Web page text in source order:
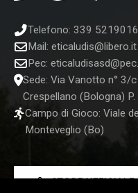
Telefono: 339 5219016
Mail: eticaludis@libero.it
Pec:
Sede: Via Vanotto n° 3/
Crespellano (Bologna)
Campo di Gioco: Viale
Monteveglio (Bo)
STORE UFFICIALE